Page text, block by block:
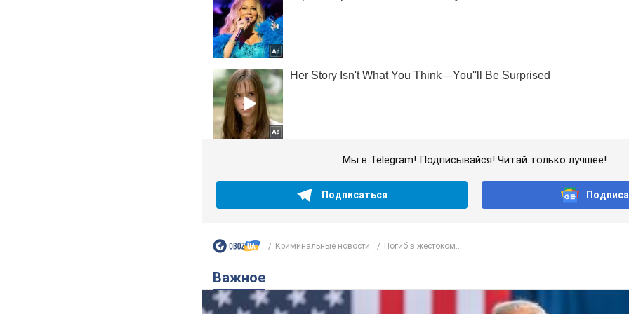
Мы в Telegram! Подписывайся! Читай только лучшее!
Подписаться
Криминальные новости Погиб в жестоком...
Важное